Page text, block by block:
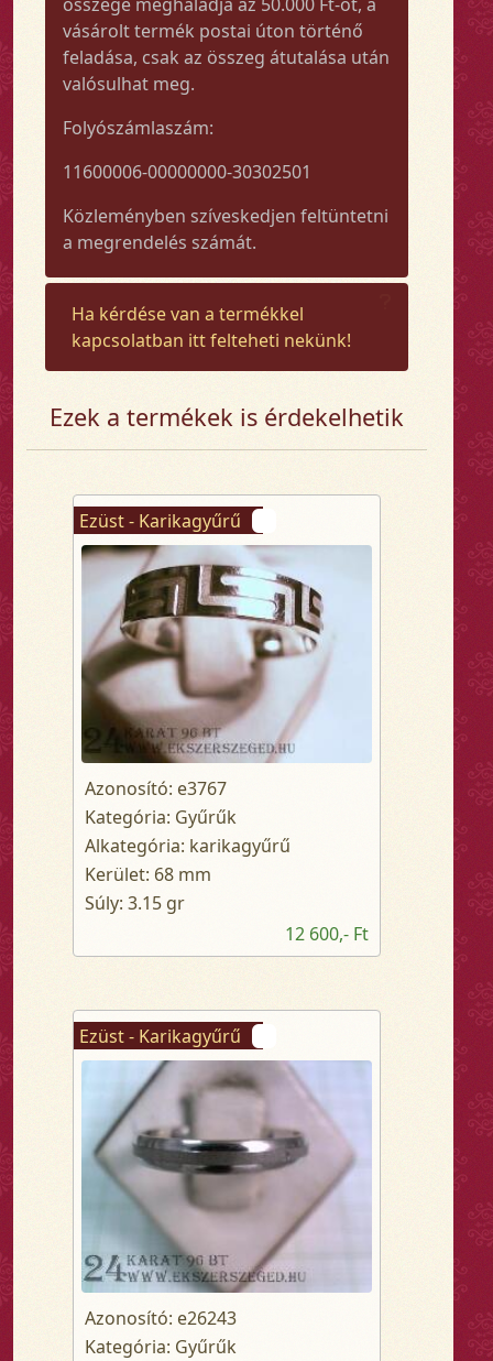
vásárolt termék postai úton történő
feladása, csak az összeg átutalása után
valósulhat meg.
Folyószámlaszám:
11600006-00000000-30302501
Közleményben szíveskedjen feltüntetni
a megrendelés számát.
Ha kérdése van a termékkel
kapcsolatban itt felteheti nekünk!
Ezek a termékek is érdekelhetik
Ezüst - Karikagyűrű
Azonosító: e3767
Kategória: Gyűrűk
Alkategória: karikagyűrű
Kerület: 68 mm
Súly: 3.15 gr
12 600,- Ft
Ezüst - Karikagyűrű
Azonosító: e26243
Kategória: Gyűrűk